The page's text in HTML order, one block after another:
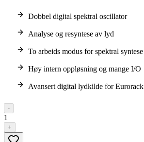
Dobbel digital spektral oscillator
Analyse og resyntese av lyd
To arbeids modus for spektral syntese
Høy intern oppløsning og mange I/O
Avansert digital lydkilde for Eurorack
-
1
+